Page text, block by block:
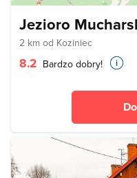
Jezioro
2 km od Koziniec
8.2 Bardzo dobry!